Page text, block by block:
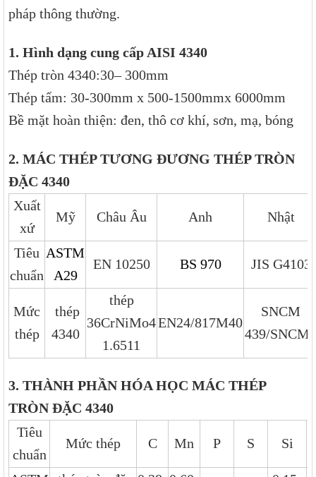
pháp thông thường.
1. Hình dạng cung cấp AISI 4340
Thép tròn 4340:30– 300mm
Thép tấm: 30-300mm x 500-1500mmx 6000mm
Bề mặt hoàn thiện: đen, thô cơ khí, sơn, mạ, bóng
2. MÁC THÉP TƯƠNG ĐƯƠNG THÉP TRÒN
ĐẶC 4340
Xuất
xứ
Mỹ Châu Âu Anh Nhật
Tiêu
chuẩn
ASTM
A29
EN 10250 BS 970 JIS G4103
Mức
thép
thép
4340
thép
36CrNiMo4
1.6511
EN24/817M40
SNCM
439/SNCM8
3. THÀNH PHẦN HÓA HỌC MÁC THÉP
TRÒN ĐẶC 4340
Tiêu
chuẩn
Mức thép C Mn P S Si